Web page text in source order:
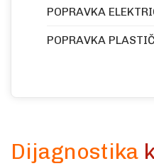
POPRAVKA
POPRAVKA
Dijagnostika